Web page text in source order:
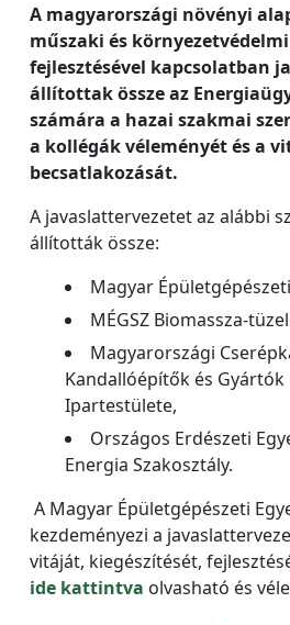
A magyarországi növényi
műszaki és
fejlesztésével kapcsolatban
állítottak össze az
számára a hazai szakmai
a kollégák véleményét és a
becsatlakozását.
A javaslattervezetet az alábbi
állították össze:
Magyar
MÉGSZ Biomassza-
Magyarországi
Kandallóépítők és Gyártók
Ipartestülete,
Országos Erdészeti
Energia Szakosztály.
A Magyar Épületgépészeti
kezdeményezi a
vitáját, kiegészítését,
ide kattintva olvasható és